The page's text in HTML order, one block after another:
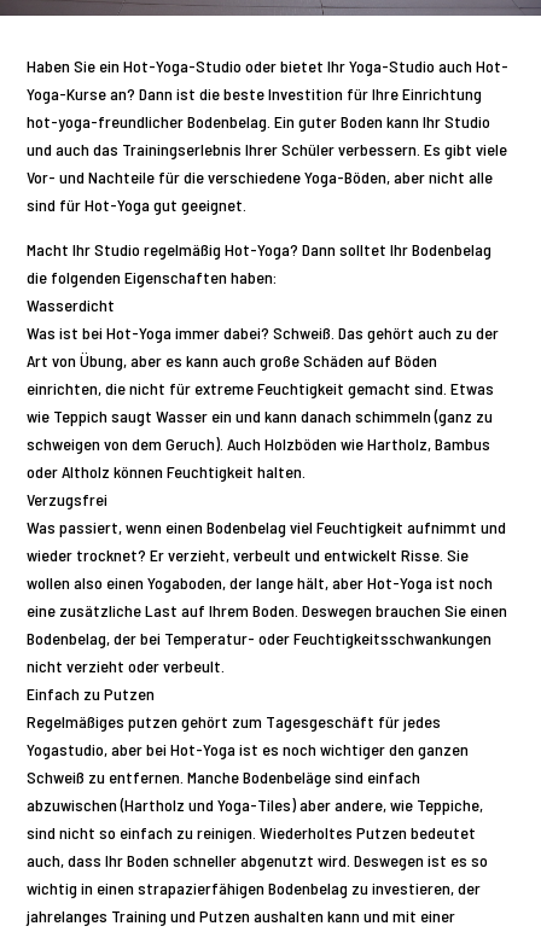
Haben Sie ein Hot-Yoga-Studio oder bietet Ihr Yoga-Studio auch Hot-
Yoga-Kurse an? Dann ist die beste Investition für Ihre Einrichtung
hot-yoga-freundlicher Bodenbelag. Ein guter Boden kann Ihr Studio
und auch das Trainingserlebnis Ihrer Schüler verbessern. Es gibt viele
Vor- und Nachteile für die verschiedene Yoga-Böden, aber nicht alle
sind für Hot-Yoga gut geeignet.
Macht Ihr Studio regelmäßig Hot-Yoga? Dann solltet Ihr Bodenbelag
die folgenden Eigenschaften haben:
Wasserdicht
Was ist bei Hot-Yoga immer dabei? Schweiß. Das gehört auch zu der
Art von Übung, aber es kann auch große Schäden auf Böden
einrichten, die nicht für extreme Feuchtigkeit gemacht sind. Etwas
wie Teppich saugt Wasser ein und kann danach schimmeln (ganz zu
schweigen von dem Geruch). Auch Holzböden wie Hartholz, Bambus
oder Altholz können Feuchtigkeit halten.
Verzugsfrei
Was passiert, wenn einen Bodenbelag viel Feuchtigkeit aufnimmt und
wieder trocknet? Er verzieht, verbeult und entwickelt Risse. Sie
wollen also einen Yogaboden, der lange hält, aber Hot-Yoga ist noch
eine zusätzliche Last auf Ihrem Boden. Deswegen brauchen Sie einen
Bodenbelag, der bei Temperatur- oder Feuchtigkeitsschwankungen
nicht verzieht oder verbeult.
Einfach zu Putzen
Regelmäßiges putzen gehört zum Tagesgeschäft für jedes
Yogastudio, aber bei Hot-Yoga ist es noch wichtiger den ganzen
Schweiß zu entfernen. Manche Bodenbeläge sind einfach
abzuwischen (Hartholz und Yoga-Tiles) aber andere, wie Teppiche,
sind nicht so einfach zu reinigen. Wiederholtes Putzen bedeutet
auch, dass Ihr Boden schneller abgenutzt wird. Deswegen ist es so
wichtig in einen strapazierfähigen Bodenbelag zu investieren, der
jahrelanges Training und Putzen aushalten kann und mit einer